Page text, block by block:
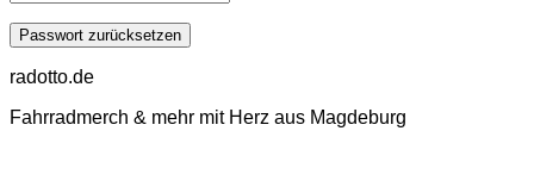
Passwort zurücksetzen
radotto.de
Fahrradmerch & mehr mit Herz aus Magdeburg